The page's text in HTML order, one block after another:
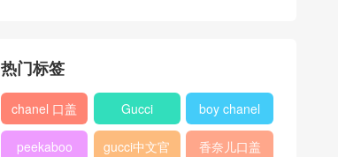
热门标签
chanel 口盖
包
Gucci
boy chanel
口盖包
peekaboo
gucci中文官
香奈儿口盖